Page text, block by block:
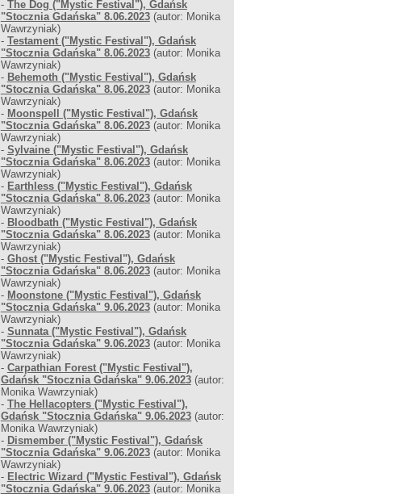
- The Dog ("Mystic Festival"), Gdańsk
"Stocznia Gdańska" 8.06.2023(autor: Monika
Wawrzyniak)
- Testament ("Mystic Festival"), Gdańsk
"Stocznia Gdańska" 8.06.2023(autor: Monika
Wawrzyniak)
- Behemoth ("Mystic Festival"), Gdańsk
"Stocznia Gdańska" 8.06.2023(autor: Monika
Wawrzyniak)
- Moonspell ("Mystic Festival"), Gdańsk
"Stocznia Gdańska" 8.06.2023(autor: Monika
Wawrzyniak)
- Sylvaine ("Mystic Festival"), Gdańsk
"Stocznia Gdańska" 8.06.2023(autor: Monika
Wawrzyniak)
- Earthless ("Mystic Festival"), Gdańsk
"Stocznia Gdańska" 8.06.2023(autor: Monika
Wawrzyniak)
- Bloodbath ("Mystic Festival"), Gdańsk
"Stocznia Gdańska" 8.06.2023(autor: Monika
Wawrzyniak)
- Ghost ("Mystic Festival"), Gdańsk
"Stocznia Gdańska" 8.06.2023(autor: Monika
Wawrzyniak)
- Moonstone ("Mystic Festival"), Gdańsk
"Stocznia Gdańska" 9.06.2023(autor: Monika
Wawrzyniak)
- Sunnata ("Mystic Festival"), Gdańsk
"Stocznia Gdańska" 9.06.2023(autor: Monika
Wawrzyniak)
- Carpathian Forest ("Mystic Festival"),
Gdańsk "Stocznia Gdańska" 9.06.2023(autor:
Monika Wawrzyniak)
- The Hellacopters ("Mystic Festival"),
Gdańsk "Stocznia Gdańska" 9.06.2023(autor:
Monika Wawrzyniak)
- Dismember ("Mystic Festival"), Gdańsk
"Stocznia Gdańska" 9.06.2023(autor: Monika
Wawrzyniak)
- Electric Wizard ("Mystic Festival"), Gdańsk
"Stocznia Gdańska" 9.06.2023(autor: Monika